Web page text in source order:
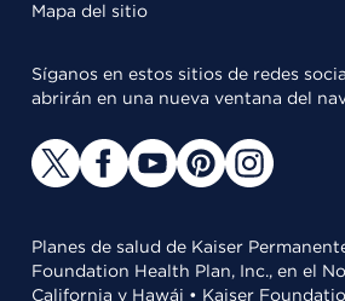
Mapa del sitio
Síganos en estos sitios de redes
abrirán en una nueva ventana del
Planes de salud de Kaiser
Foundation Health Plan, Inc., en el
California y Hawái • Kaiser